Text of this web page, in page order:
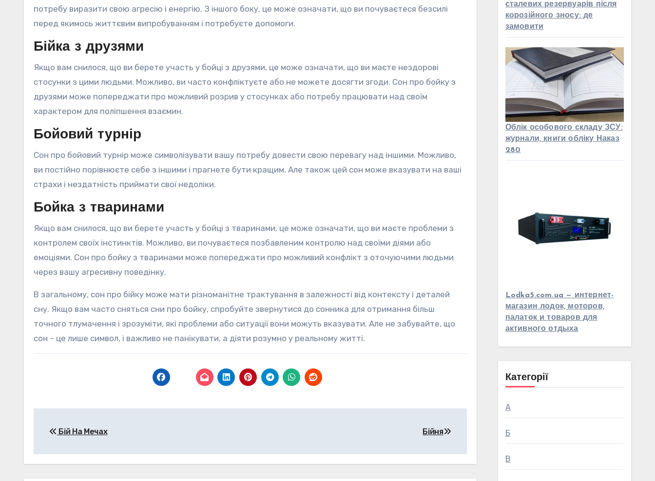
потребу виразити свою агресію і енергію. З іншого боку, це може означати, що ви почуваєтеся безсилі
перед якимось життєвим випробуванням і потребуєте допомоги.
Бійка з друзями
Якщо вам снилося, що ви берете участь у бойці з друзями, це може означати, що ви маєте нездорові
стосунки з цими людьми. Можливо, ви часто конфліктуєте або не можете досягти згоди. Сон про бойку з
друзями може попереджати про можливий розрив у стосунках або потребу працювати над своїм
характером для поліпшення взаємин.
Бойовий турнір
Сон про бойовий турнір може символізувати вашу потребу довести свою перевагу над іншими. Можливо,
ви постійно порівнюєте себе з іншими і прагнете бути кращим. Але також цей сон може вказувати на ваші
страхи і нездатність приймати свої недоліки.
Бойка з тваринами
Якщо вам снилося, що ви берете участь у бойці з тваринами, це може означати, що ви маєте проблеми з
контролем своїх інстинктів. Можливо, ви почуваєтеся позбавленим контролю над своїми діями або
емоціями. Сон про бойку з тваринами може попереджати про можливий конфлікт з оточуючими людьми
через вашу агресивну поведінку.
В загальному, сон про бійку може мати різноманітне трактування в залежності від контексту і деталей
сну. Якщо вам часто сняться сни про бойку, спробуйте звернутися до сонника для отримання більш
точного тлумачення і зрозуміти, які проблеми або ситуації вони можуть вказувати. Але не забувайте, що
сон – це лише символ, і важливо не панікувати, а діяти розумно у реальному житті.
записів
Бій На Мечах Бійня
сталевих резервуарів після
корозійного зносу: де
замовити
Облік особового складу ЗСУ:
журнали, книги обліку Наказ
280
Lodka5.com.ua — интернет-
магазин лодок, моторов,
палаток и товаров для
активного отдыха
Категорії
А
Б
В